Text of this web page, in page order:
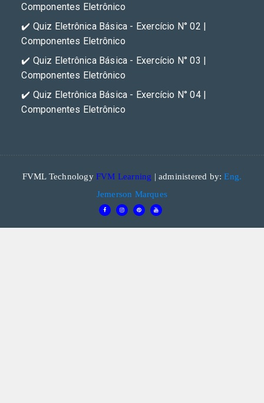
Componentes Eletrônico
✔️ Quiz Eletrônica Básica - Exercício N° 02 |
Componentes Eletrônico
✔️ Quiz Eletrônica Básica - Exercício N° 03 |
Componentes Eletrônico
✔️ Quiz Eletrônica Básica - Exercício N° 04 |
Componentes Eletrônico
FVML Technology FVM Learning | administered by:Eng.
Jemerson Marques